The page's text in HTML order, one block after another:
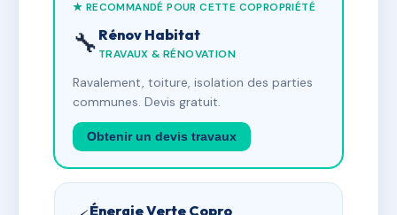
★ RECOMMANDÉ POUR CETTE COPROPRIÉTÉ
🔧 Rénov Habitat
TRAVAUX & RÉNOVATION
Ravalement, toiture, isolation des parties
communes. Devis gratuit.
Obtenir un devis travaux
Énergie Verte Copro